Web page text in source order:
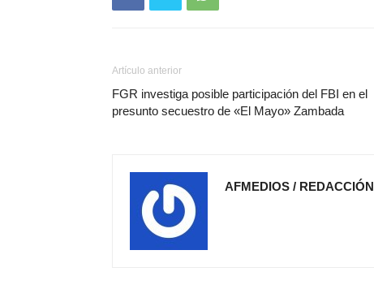
Artículo anterior
FGR investiga posible participación del FBI en el
presunto secuestro de «El Mayo» Zambada
AFMEDIOS / REDACCIÓN